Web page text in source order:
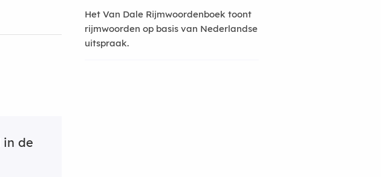
in de
Het Van Dale Rijmwoordenboek toont
rijmwoorden op basis van Nederlandse
uitspraak.